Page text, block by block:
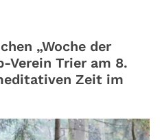
„Woche der
Verein Trier am 8.
Zeit im